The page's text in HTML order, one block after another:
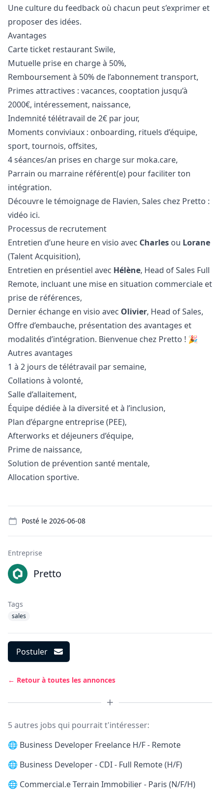
Une culture du feedback où chacun peut s’exprimer et
proposer des idées.
Avantages
Carte ticket restaurant Swile,
Mutuelle prise en charge à 50%,
Remboursement à 50% de l’abonnement transport,
Primes attractives : vacances, cooptation jusqu’à
2000€, intéressement, naissance,
Indemnité télétravail de 2€ par jour,
Moments conviviaux : onboarding, rituels d’équipe,
sport, tournois, offsites,
4 séances/an prises en charge sur moka.care,
Parrain ou marraine référent(e) pour faciliter ton
intégration.
Découvre le témoignage de Flavien, Sales chez Pretto :
vidéo ici.
Processus de recrutement
Entretien d’une heure en visio avec Charles ou Lorane
(Talent Acquisition),
Entretien en présentiel avec Hélène, Head of Sales Full
Remote, incluant une mise en situation commerciale et
prise de références,
Dernier échange en visio avec Olivier, Head of Sales,
Offre d’embauche, présentation des avantages et
modalités d’intégration. Bienvenue chez Pretto ! 🎉
Autres avantages
1 à 2 jours de télétravail par semaine,
Collations à volonté,
Salle d’allaitement,
Équipe dédiée à la diversité et à l’inclusion,
Plan d’épargne entreprise (PEE),
Afterworks et déjeuners d’équipe,
Prime de naissance,
Solution de prévention santé mentale,
Allocation sportive.
Posté le 2026-06-08
Entreprise
Pretto
Tags
sales
Postuler
← Retour à toutes les annonces
5 autres jobs qui pourrait t'intéresser:
🌐 Business Developer Freelance H/F - Remote
🌐 Business Developer - CDI - Full Remote (H/F)
🌐 Commercial.e Terrain Immobilier - Paris (N/F/H)